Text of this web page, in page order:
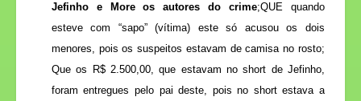
Jefinho e More os autores do crime;QUE quando
esteve com “sapo” (vítima) este só acusou os dois
menores, pois os suspeitos estavam de camisa no rosto;
Que os R$ 2.500,00, que estavam no short de Jefinho,
foram entregues pelo pai deste, pois no short estava a